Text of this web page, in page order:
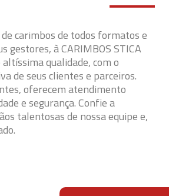
carimbos de todos formatos e
gestores, à CARIMBOS STICA
qualidade, com o
de seus clientes e parceiros.
oferecem atendimento
e segurança. Confie a
talentosas de nossa equipe e,